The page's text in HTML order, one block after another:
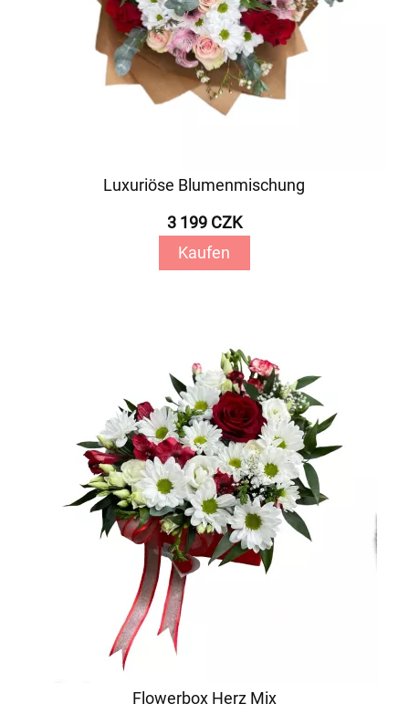
Luxuriöse Blumenmischung
3 199 CZK
Kaufen
Flowerbox Herz Mix